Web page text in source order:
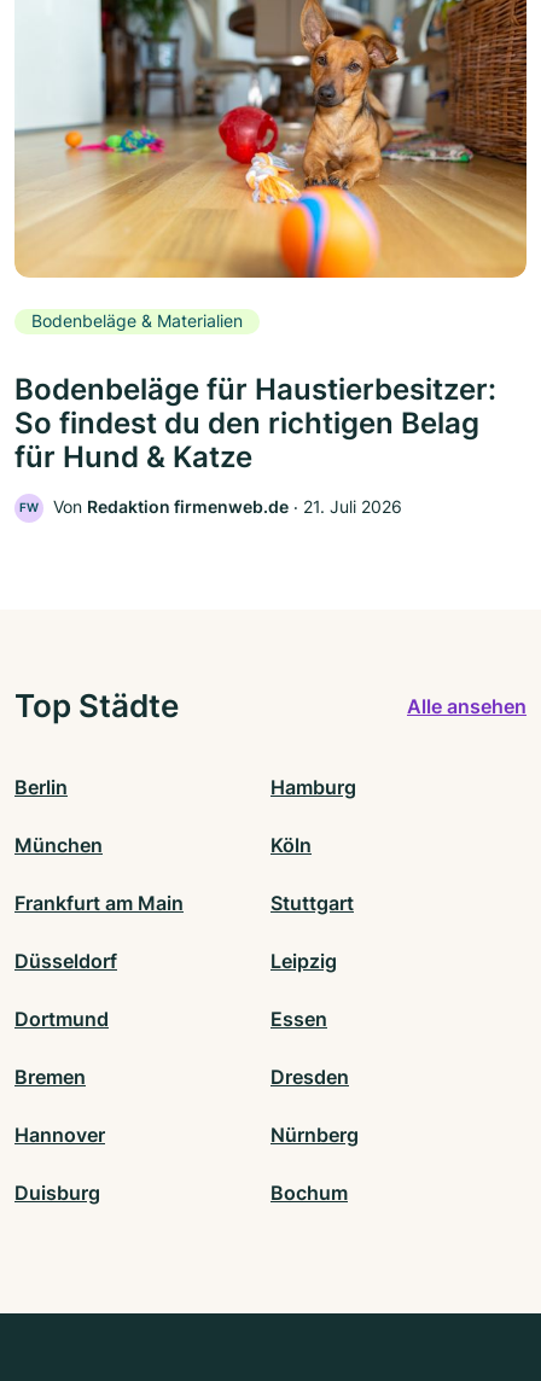
Bodenbeläge & Materialien
Bodenbeläge für Haustierbesitzer:
So findest du den richtigen Belag
für Hund & Katze
FW Von Redaktion firmenweb.de ‧ 21. Juli 2026
Top Städte Alle ansehen
Berlin Hamburg
München Köln
Frankfurt am Main Stuttgart
Düsseldorf Leipzig
Dortmund Essen
Bremen Dresden
Hannover Nürnberg
Duisburg Bochum